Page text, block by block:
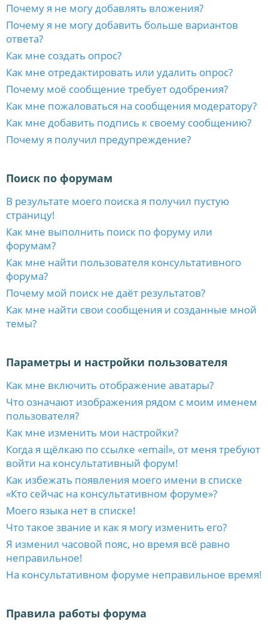
Почему я не могу добавлять вложения?
Почему я не могу добавить больше вариантов
ответа?
Как мне создать опрос?
Как мне отредактировать или удалить опрос?
Почему моё сообщение требует одобрения?
Как мне пожаловаться на сообщения модератору?
Как мне добавить подпись к своему сообщению?
Почему я получил предупреждение?
Поиск по форумам
В результате моего поиска я получил пустую
страницу!
Как мне выполнить поиск по форуму или
форумам?
Как мне найти пользователя консультативного
форума?
Почему мой поиск не даёт результатов?
Как мне найти свои сообщения и созданные мной
темы?
Параметры и настройки пользователя
Как мне включить отображение аватары?
Что означают изображения рядом с моим именем
пользователя?
Как мне изменить мои настройки?
Когда я щёлкаю по ссылке «email», от меня требуют
войти на консультативный форум!
Как избежать появления моего имени в списке
«Кто сейчас на консультативном форуме»?
Моего языка нет в списке!
Что такое звание и как я могу изменить его?
Я изменил часовой пояс, но время всё равно
неправильное!
На консультативном форуме неправильное время!
Правила работы форума